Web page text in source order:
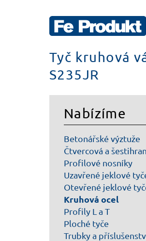
Tyč kruhová
S235JR
Nabízíme
Betonářské výztuže
Čtvercová a
Profilové nosníky
Uzavřené jeklové
Otevřené jeklové
Kruhová ocel
Profily L a T
Ploché tyče
Trubky a